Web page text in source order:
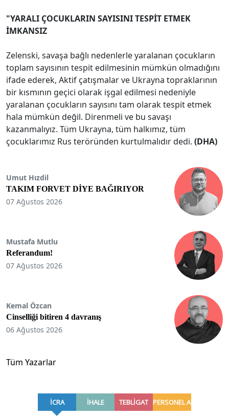
"YARALI ÇOCUKLARIN SAYISINI TESPİT ETMEK
İMKANSIZ
Zelenski, savaşa bağlı nedenlerle yaralanan çocukların
toplam sayısının tespit edilmesinin mümkün olmadığını
ifade ederek, Aktif çatışmalar ve Ukrayna topraklarının
bir kısmının geçici olarak işgal edilmesi nedeniyle
yaralanan çocukların sayısını tam olarak tespit etmek
hala mümkün değil. Direnmeli ve bu savaşı
kazanmalıyız. Tüm Ukrayna, tüm halkımız, tüm
çocuklarımız Rus teröründen kurtulmalıdır dedi. (DHA)
Umut Hızdil
TAKIM FORVET DİYE BAĞIRIYOR
07 Ağustos 2026
Mustafa Mutlu
Referandum!
07 Ağustos 2026
Kemal Özcan
Cinselliği bitiren 4 davranış
06 Ağustos 2026
Tüm Yazarlar